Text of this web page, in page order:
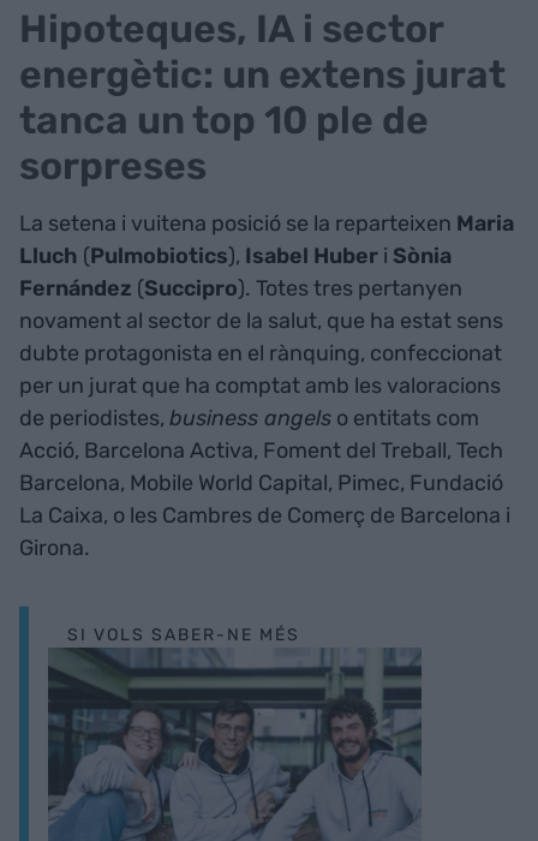
Hipoteques, IA i sector
energètic: un extens jurat
tanca un top 10 ple de
sorpreses
La setena i vuitena posició se la reparteixen Maria
Lluch (Pulmobiotics), Isabel Huber i Sònia
Fernández (Succipro). Totes tres pertanyen
novament al sector de la salut, que ha estat sens
dubte protagonista en el rànquing, confeccionat
per un jurat que ha comptat amb les valoracions
de periodistes, business angels o entitats com
Acció, Barcelona Activa, Foment del Treball, Tech
Barcelona, Mobile World Capital, Pimec, Fundació
La Caixa, o les Cambres de Comerç de Barcelona i
Girona.
SI VOLS SABER-NE MÉS